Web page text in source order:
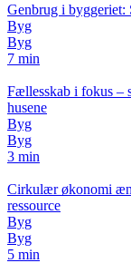
Genbrug i byggeriet:
Byg
Byg
7 min
Fællesskab i fokus –
husene
Byg
Byg
3 min
Cirkulær økonomi
ressource
Byg
Byg
5 min